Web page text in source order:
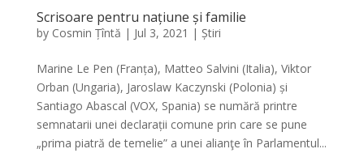
Scrisoare pentru națiune și familie
by Cosmin Țîntă | Jul 3, 2021 | Știri
Marine Le Pen (Franța), Matteo Salvini (Italia), Viktor
Orban (Ungaria), Jaroslaw Kaczynski (Polonia) și
Santiago Abascal (VOX, Spania) se numără printre
semnatarii unei declarații comune prin care se pune
„prima piatră de temelie” a unei alianţe în Parlamentul...